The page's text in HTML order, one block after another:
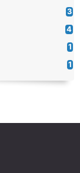
3
4
1
1